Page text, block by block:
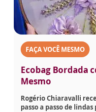
FAÇA VOCÊ MESMO
Ecobag Bordada
Mesmo
Rogério Chiaravalli
passo a passo de